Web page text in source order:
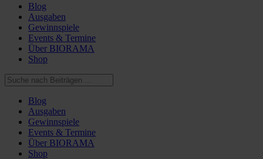
Blog
Ausgaben
Gewinnspiele
Events & Termine
Über BIORAMA
Shop
Blog
Ausgaben
Gewinnspiele
Events & Termine
Über BIORAMA
Shop